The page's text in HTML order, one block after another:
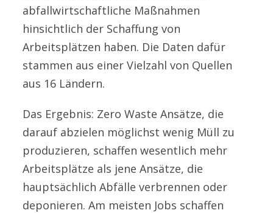
abfallwirtschaftliche Maßnahmen
hinsichtlich der Schaffung von
Arbeitsplätzen haben. Die Daten dafür
stammen aus einer Vielzahl von Quellen
aus 16 Ländern.
Das Ergebnis: Zero Waste Ansätze, die
darauf abzielen möglichst wenig Müll zu
produzieren, schaffen wesentlich mehr
Arbeitsplätze als jene Ansätze, die
hauptsächlich Abfälle verbrennen oder
deponieren. Am meisten Jobs schaffen